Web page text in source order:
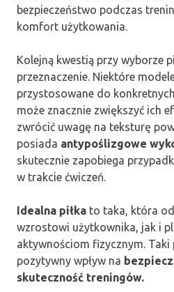
bezpieczeństwo podczas
komfort użytkowania.
Kolejną kwestią przy wyborze
przeznaczenie. Niektóre
przystosowane do
może znacznie zwiększyć ich
zwrócić uwagę na teksturę
posiada antypoślizgowe
skutecznie zapobiega
w trakcie ćwiczeń.
Idealna piłka to taka, która
wzrostowi użytkownika, jak i
aktywnościom fizycznym. Taki
pozytywny wpływ na
skuteczność treningów.